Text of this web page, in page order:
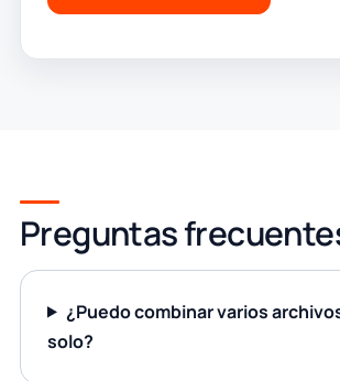
Preguntas
¿Puedo combinar varios
solo?